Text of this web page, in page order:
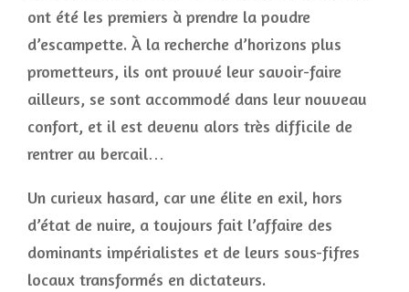
ont été les premiers à prendre la poudre
d’escampette. À la recherche d’horizons plus
prometteurs, ils ont prouvé leur savoir-faire
ailleurs, se sont accommodé dans leur nouveau
confort, et il est devenu alors très difficile de
rentrer au bercail…
Un curieux hasard, car une élite en exil, hors
d’état de nuire, a toujours fait l’affaire des
dominants impérialistes et de leurs sous-fifres
locaux transformés en dictateurs.